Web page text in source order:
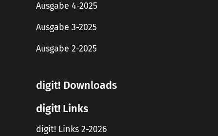
Ausgabe 4-2025
Ausgabe 3-2025
Ausgabe 2-2025
digit! Downloads
digit! Links
digit! Links 2-2026